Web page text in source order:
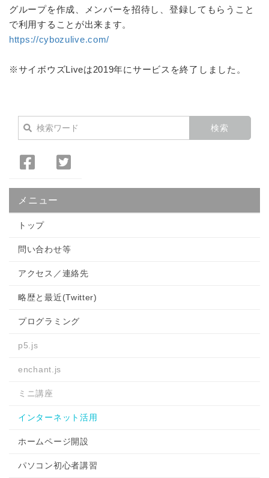
グループを作成、メンバーを招待し、登録してもらうこと
で利用することが出来ます。
https://cybozulive.com/
※サイボウズLiveは2019年にサービスを終了しました。
Facebook
シ
ェ
ア
シ
メニュー
トップ
問い合わせ等
アクセス／連絡先
略歴と最近(Twitter)
プログラミング
p5.js
enchant.js
ミニ講座
インターネット活用
ホームページ開設
パソコン初心者講習